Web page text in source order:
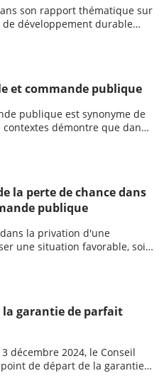
son rapport thématique sur
développement durable
et commande publique
publique est synonyme de
démontre que dans
pour laquelle
la perte de chance dans
publique
la privation d'une
une situation favorable, soit
la garantie de parfait
décembre 2024, le Conseil
de départ de la garantie